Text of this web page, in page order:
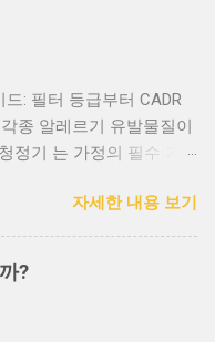
: 필터 등급부터 CADR
종 알레르기 유발물질이
정기 는 가정의 필수 가
품을 선택해야 할지 고민
정기를 고를 때 반드시
들을 정리해드릴게요. 1.
나 중요한가요? 공기청정
자세한 내용 보기
?